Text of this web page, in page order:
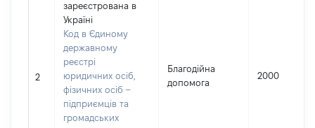
2
зареєстрована в
Україні
Код в Єдиному
державному
реєстрі
юридичних осіб,
фізичних осіб –
підприємців та
громадських
Благодійна
допомога
2000